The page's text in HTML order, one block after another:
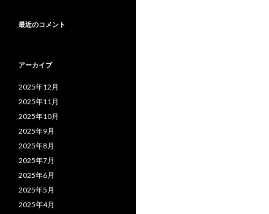
最近のコメント
アーカイブ
2025年12月
2025年11月
2025年10月
2025年9月
2025年8月
2025年7月
2025年6月
2025年5月
2025年4月